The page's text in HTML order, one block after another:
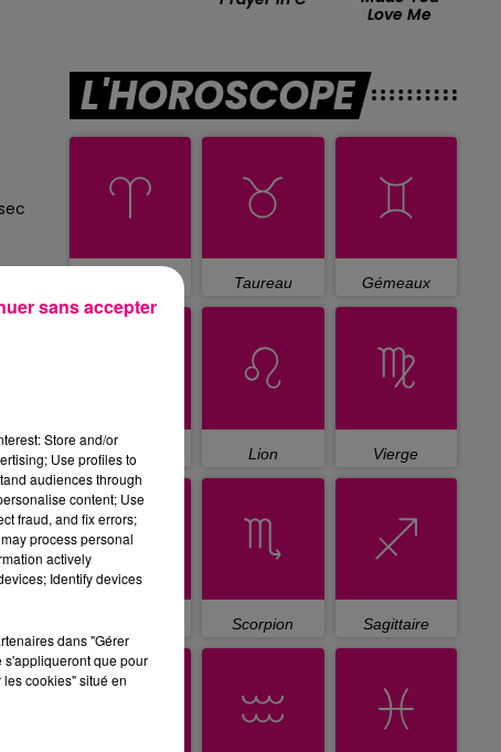
Love Me
L'HOROSCOPE
Taureau Gémeaux
Cancer Lion Vierge
Scorpion Sagittaire
Store and/or
Use profiles to
audiences through
content; Use
fraud, and fix errors;
process personal
actively
Identify devices
dans "Gérer
s'appliqueront que pour
cookies" situé en
sans accepter